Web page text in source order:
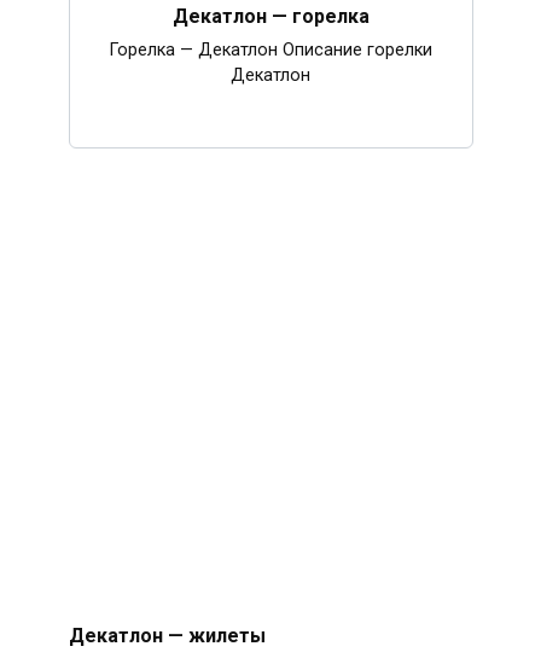
Декатлон — горелка
Горелка — Декатлон Описание горелки
Декатлон
Декатлон — жилеты